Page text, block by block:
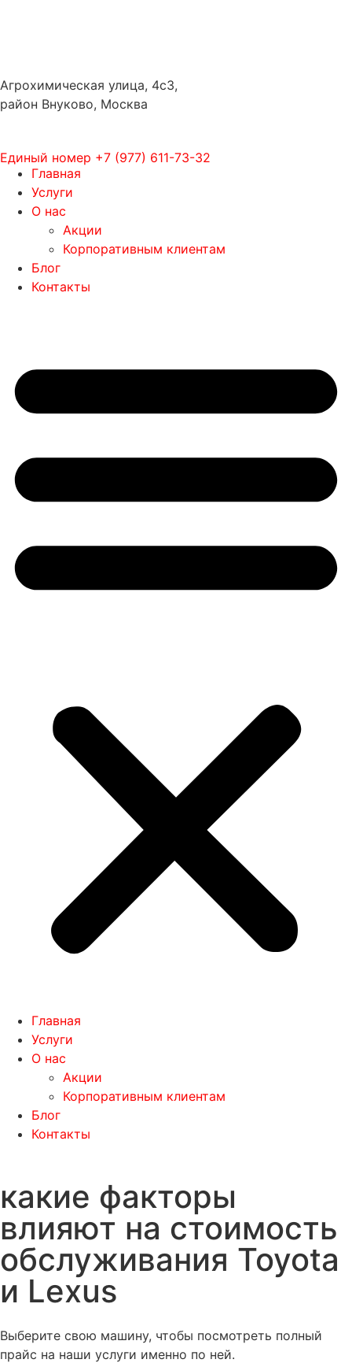
Агрохимическая улица, 4с3,
район Внуково, Москва
Единый номер +7 (977) 611-73-32
Главная
Услуги
О нас
Акции
Корпоративным клиентам
Блог
Контакты
Главная
Услуги
О нас
Акции
Корпоративным клиентам
Блог
Контакты
какие факторы
влияют на стоимость
обслуживания Toyota
и Lexus
Выберите свою машину, чтобы посмотреть полный
прайс на наши услуги именно по ней.